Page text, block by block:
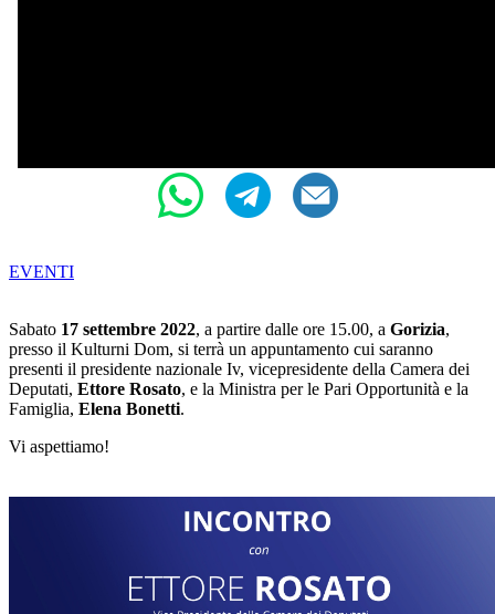
EVENTI
Sabato 17 settembre 2022, a partire dalle ore 15.00, a Gorizia,
presso il Kulturni Dom, si terrà un appuntamento cui saranno
presenti il presidente nazionale Iv, vicepresidente della Camera dei
Deputati, Ettore Rosato, e la Ministra per le Pari Opportunità e la
Famiglia, Elena Bonetti.
Vi aspettiamo!